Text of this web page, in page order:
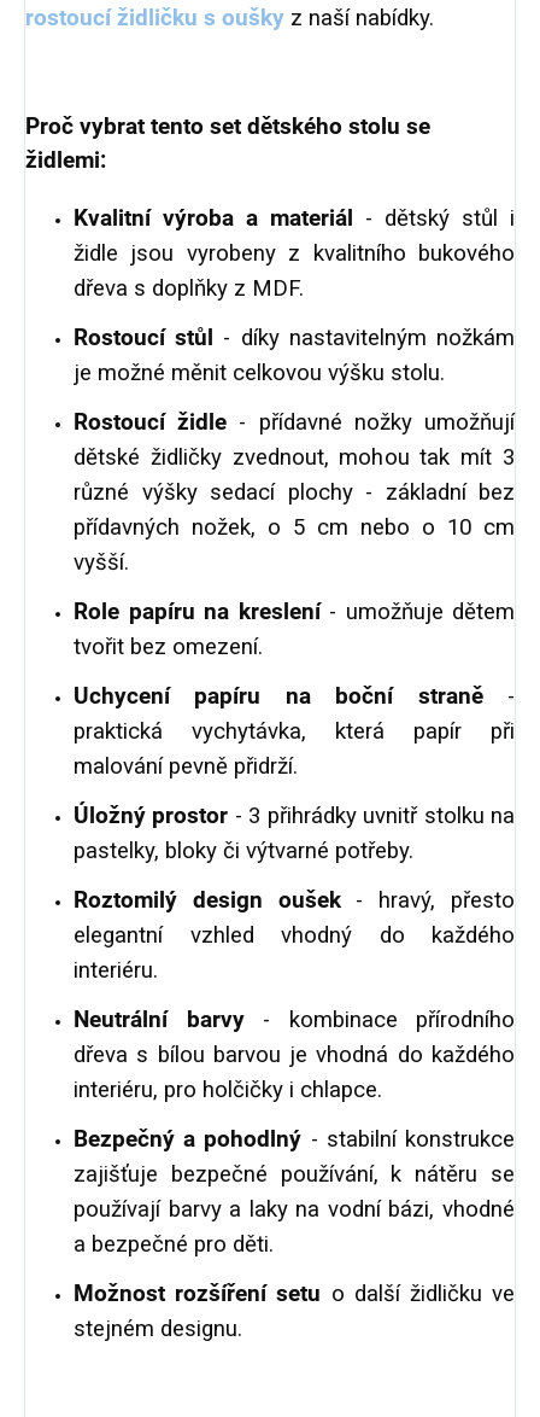
rostoucí židličku s oušky z naší nabídky.
Proč vybrat tento set dětského stolu se
židlemi:
Kvalitní výroba a materiál - dětský stůl i
židle jsou vyrobeny z kvalitního bukového
dřeva s doplňky z MDF.
Rostoucí stůl - díky nastavitelným nožkám
je možné měnit celkovou výšku stolu.
Rostoucí židle - přídavné nožky umožňují
dětské židličky zvednout, mohou tak mít 3
různé výšky sedací plochy - základní bez
přídavných nožek, o 5 cm nebo o 10 cm
vyšší.
Role papíru na kreslení- umožňuje dětem
tvořit bez omezení.
Uchycení papíru na boční straně-
praktická vychytávka, která papír při
malování pevně přidrží.
Úložný prostor - 3 přihrádky uvnitř stolku na
pastelky, bloky či výtvarné potřeby.
Roztomilý design oušek- hravý, přesto
elegantní vzhled vhodný do každého
interiéru.
Neutrální barvy- kombinace přírodního
dřeva s bílou barvou je vhodná do každého
interiéru, pro holčičky i chlapce.
Bezpečný a pohodlný - stabilní konstrukce
zajišťuje bezpečné používání, k nátěru se
používají barvy a laky na vodní bázi, vhodné
a bezpečné pro děti.
Možnost rozšíření setu o další židličku ve
stejném designu.